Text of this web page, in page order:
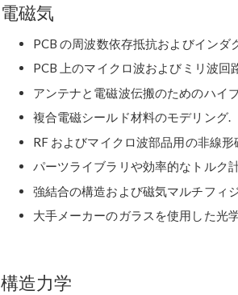
電磁気
PCB の周波数依存抵抗およびインダ
PCB 上のマイクロ波およびミリ波
アンテナと電磁波伝搬のためのハイ
複合電磁シールド材料のモデリング.
RF およびマイクロ波部品用の非線形
パーツライブラリや効率的なトルク
強結合の構造および磁気マルチフィ
大手メーカーのガラスを使用した光
構造力学